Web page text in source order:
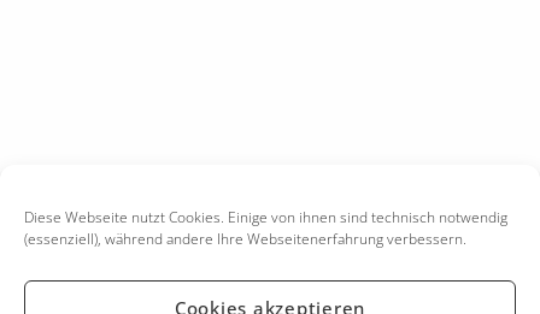
Diese Webseite nutzt Cookies. Einige von ihnen sind technisch notwendig
(essenziell), während andere Ihre Webseitenerfahrung verbessern.
Cookies akzeptieren